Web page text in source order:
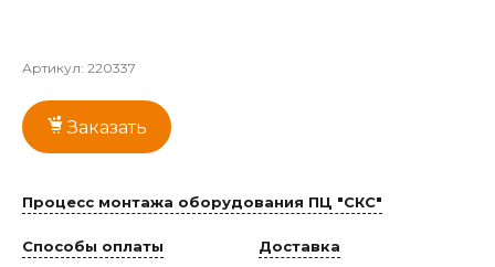
Артикул: 220337
Заказать
Процесс монтажа оборудования ПЦ "СКС"
Способы оплаты Доставка